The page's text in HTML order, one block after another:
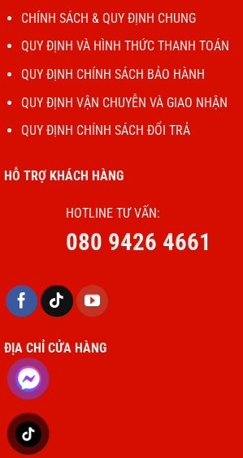
CHÍNH SÁCH & QUY ĐỊNH CHUNG
QUY ĐỊNH VÀ HÌNH THỨC THANH TOÁN
QUY ĐỊNH CHÍNH SÁCH BẢO HÀNH
QUY ĐỊNH VẬN CHUYỄN VÀ GIAO NHẬN
QUY ĐỊNH CHÍNH SÁCH ĐỔI TRẢ
HỖ TRỢ KHÁCH HÀNG
HOTLINE TƯ VẤN:
080 9426 4661
ĐỊA CHỈ CỬA HÀNG